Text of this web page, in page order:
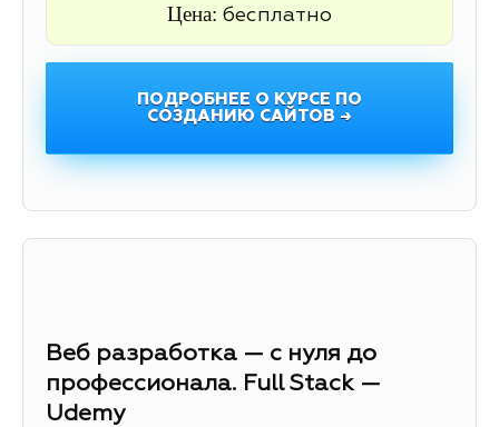
Цена: бесплатно
ПОДРОБНЕЕ О КУРСЕ ПО
СОЗДАНИЮ САЙТОВ →
Веб разработка — с нуля до
профессионала. Full Stack —
Udemy